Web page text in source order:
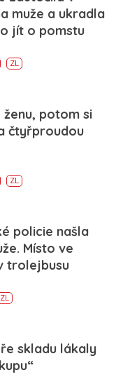
muže a ukradla
jít o pomstu
ZL
ženu, potom si
čtyřproudou
ZL
policie našla
Místo ve
trolejbusu
ZL
skladu lákaly